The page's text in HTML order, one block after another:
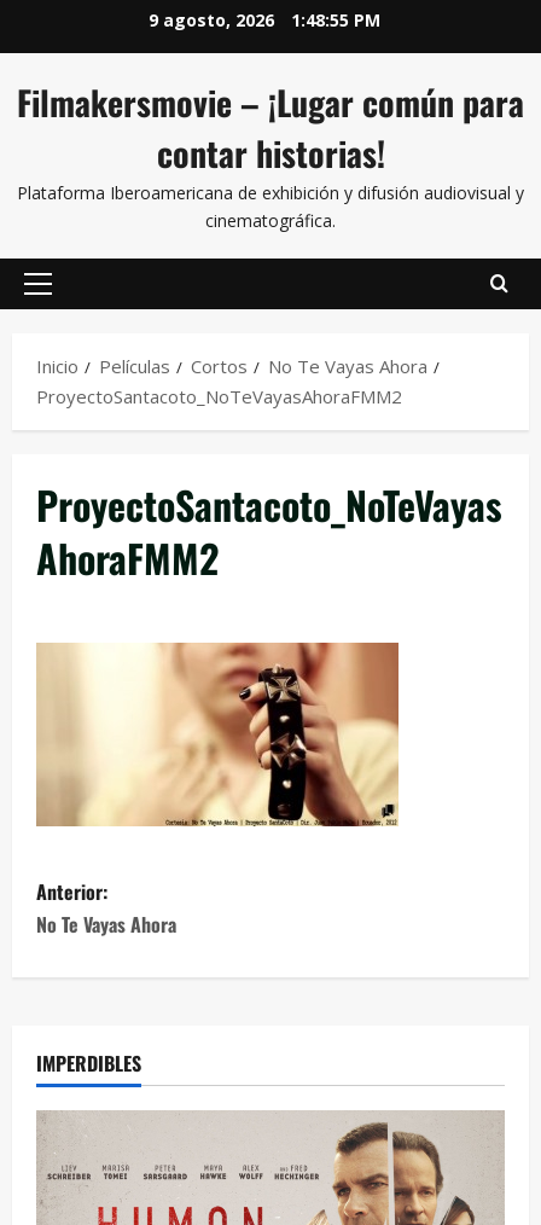
9 agosto, 2026 1:48:55 PM
Filmakersmovie – ¡Lugar común para
contar historias!
Plataforma Iberoamericana de exhibición y difusión audiovisual y
cinematográfica.
Inicio Películas Cortos
No Te Vayas Ahora
ProyectoSantacoto_NoTeVayasAhoraFMM2
ProyectoSantacoto_NoTeVayas
AhoraFMM2
Anterior:
No Te Vayas Ahora
IMPERDIBLES